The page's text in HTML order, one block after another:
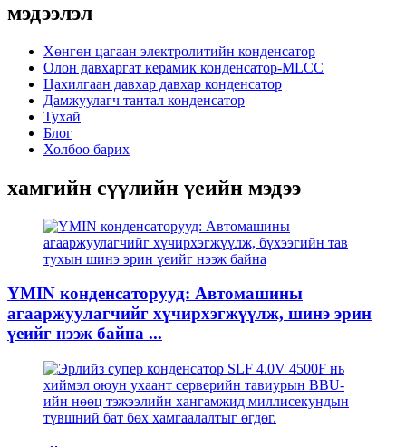
мэдээлэл
Хөнгөн цагаан электролитийн конденсатор
Олон давхаргат керамик конденсатор-MLCC
Цахилгаан давхар давхар конденсатор
Дамжуулагч тантал конденсатор
Тухай
Блог
Холбоо барих
хамгийн сүүлийн үеийн мэдээ
YMIN конденсаторууд: Автомашины
агааржуулагчийг хүчирхэгжүүлж, шинэ эрин
үеийг нээж байна ...